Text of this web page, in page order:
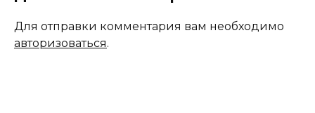
Для отправки комментария вам необходимо
авторизоваться.